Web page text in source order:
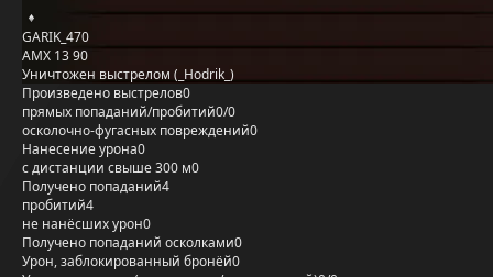
GARIK_470
AMX 13 90
Уничтожен выстрелом (_Hodrik_)
Произведено выстрелов0
прямых попаданий/пробитий0/0
осколочно-фугасных повреждений0
Нанесение урона0
с дистанции свыше 300 м0
Получено попаданий4
пробитий4
не нанёсших урон0
Получено попаданий осколками0
Урон, заблокированный бронёй0